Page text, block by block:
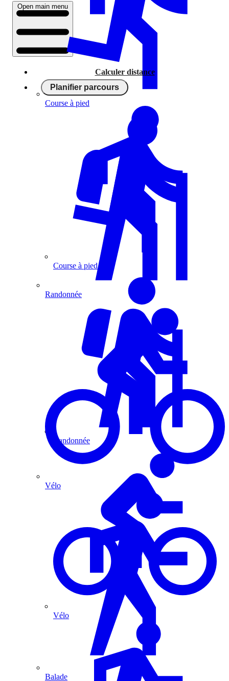
Open main menu
Calculer distance
Planifier parcours
Course à pied
Randonnée
Vélo
Course à pied
Randonnée
Vélo
Balade